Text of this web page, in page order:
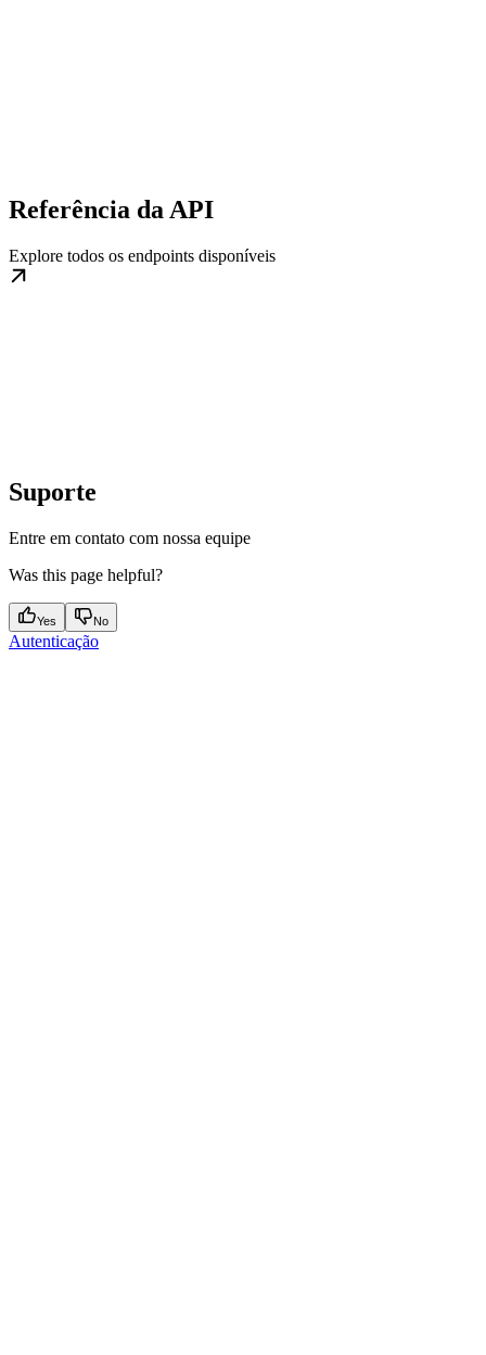
Referência da API
Explore todos os endpoints disponíveis
Suporte
Entre em contato com nossa equipe
Was this page helpful?
Yes No
Autenticação